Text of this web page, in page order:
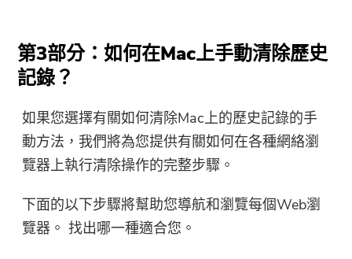
第3部分：如何在Mac上手動清除歷史
記錄？
如果您選擇有關如何清除Mac上的歷史記錄的手
動方法，我們將為您提供有關如何在各種網絡瀏
覽器上執行清除操作的完整步驟。
下面的以下步驟將幫助您導航和瀏覽每個Web瀏
覽器。 找出哪一種適合您。